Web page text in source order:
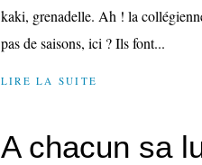
kaki, grenadelle. Ah ! la
pas de saisons, ici ? Ils font...
LIRE LA SUITE
A chacun sa